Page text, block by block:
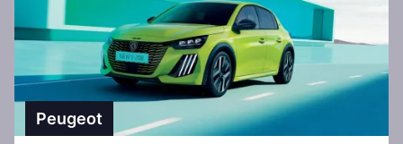
Peugeot